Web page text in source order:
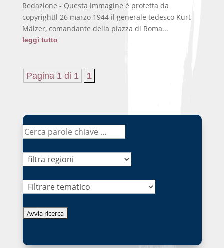
Redazione - Questa immagine è protetta da
copyrightIl 26 marzo 1944 il generale tedesco Kurt
Mälzer, comandante della piazza di Roma...
leggi tutto
Pagina 1 di 1 1
Tematico